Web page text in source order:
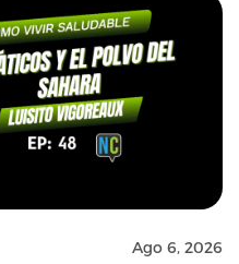
Ago 6, 2026